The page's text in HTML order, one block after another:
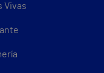
Vivas